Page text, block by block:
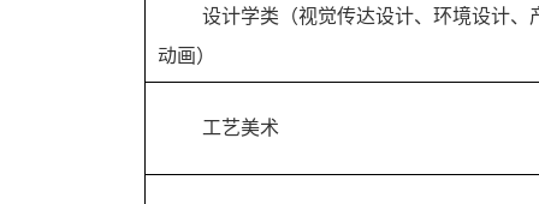
设计学类（视觉传达设计、环境设计
动画）
工艺美术